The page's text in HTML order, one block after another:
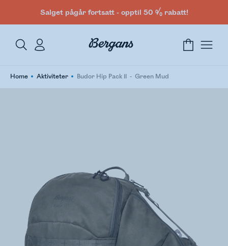
Salget pågår fortsatt - opptil 50 % rabatt!
Home Aktiviteter Budor Hip Pack 11 Green Mud